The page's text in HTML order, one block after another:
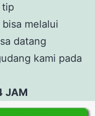
tip
melalui
datang
kami pada
JAM